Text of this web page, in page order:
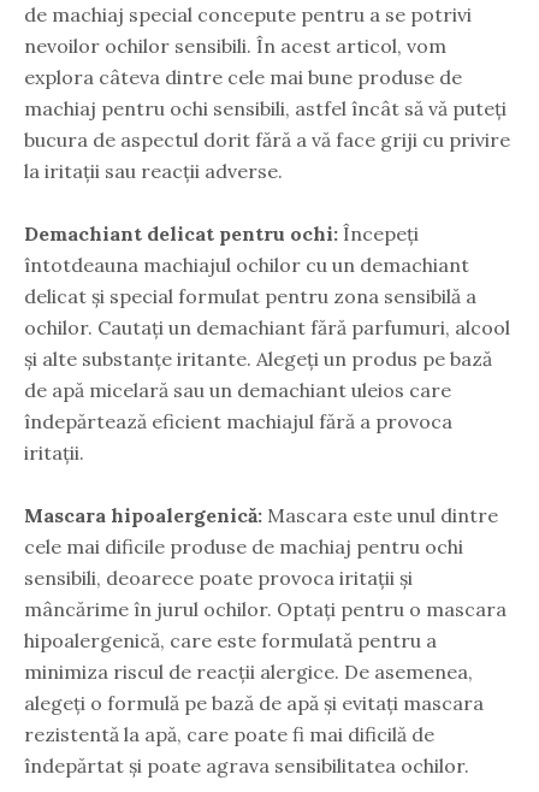
de machiaj special concepute pentru a se potrivi
nevoilor ochilor sensibili. În acest articol, vom
explora câteva dintre cele mai bune produse de
machiaj pentru ochi sensibili, astfel încât să vă puteți
bucura de aspectul dorit fără a vă face griji cu privire
la iritații sau reacții adverse.
Demachiant delicat pentru ochi: Începeți
întotdeauna machiajul ochilor cu un demachiant
delicat și special formulat pentru zona sensibilă a
ochilor. Cautați un demachiant fără parfumuri, alcool
și alte substanțe iritante. Alegeți un produs pe bază
de apă micelară sau un demachiant uleios care
îndepărtează eficient machiajul fără a provoca
iritații.
Mascara hipoalergenică: Mascara este unul dintre
cele mai dificile produse de machiaj pentru ochi
sensibili, deoarece poate provoca iritații și
mâncărime în jurul ochilor. Optați pentru o mascara
hipoalergenică, care este formulată pentru a
minimiza riscul de reacții alergice. De asemenea,
alegeți o formulă pe bază de apă și evitați mascara
rezistentă la apă, care poate fi mai dificilă de
îndepărtat și poate agrava sensibilitatea ochilor.